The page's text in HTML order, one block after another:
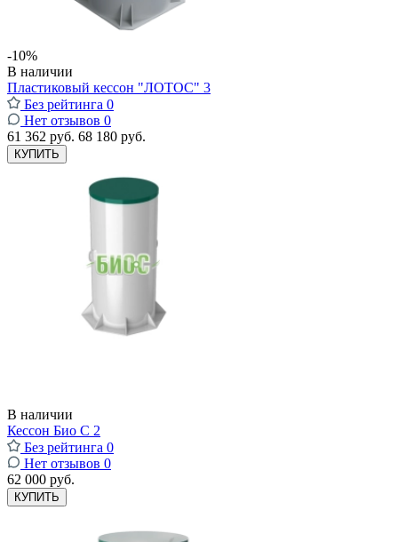
-10%
В наличии
Пластиковый кессон "ЛОТОС" 3
Без рейтинга 0
Нет отзывов 0
61 362 руб. 68 180 руб.
КУПИТЬ
В наличии
Кессон Био С 2
Без рейтинга 0
Нет отзывов 0
62 000 руб.
КУПИТЬ